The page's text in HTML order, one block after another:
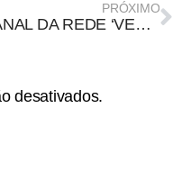
PRÓXIMO
CANAL DA REDE ‘VERIFICA RS’ NO WHATSAPP COMPARTILHA CONTEÚDO SOBRE A COP30
desativados.